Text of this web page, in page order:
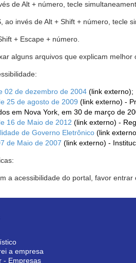
de Alt + número, tecle
ao invés de Alt + Shift + número, tecle
+ Escape + número.
alguns arquivos que explicam
02 de dezembro de 2004 (link externo);
25 de agosto de 2009 (link externo) -
em Nova York, em 30 de março de
16 de Maio de 2012 (link externo) -
de Governo Eletrônico (link
de Maio de 2007 (link externo) -
a acessibilidade do portal, favor
a empresa
- Empresas